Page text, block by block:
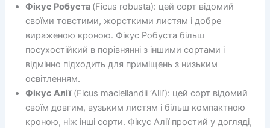
Фікус Робуста (Ficus robusta): цей сорт відомий
своїми товстими, жорсткими листям і добре
вираженою кроною. Фікус Робуста більш
посухостійкий в порівнянні з іншими сортами і
відмінно підходить для приміщень з низьким
освітленням.
Фікус Алії(Ficus maclellandii ‘Alii’): цей сорт відомий
своїм довгим, вузьким листям і більш компактною
кроною, ніж інші сорти. Фікус Алії простий у догляді,